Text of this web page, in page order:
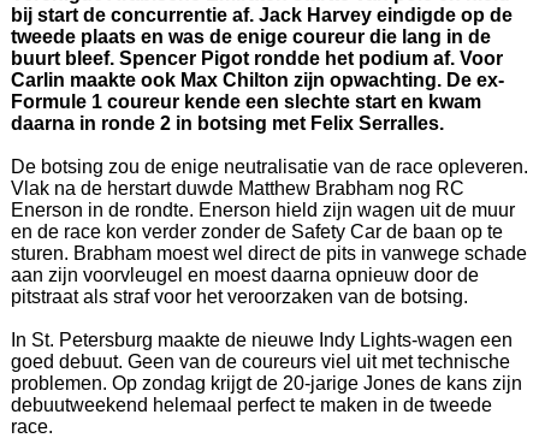
bij start de concurrentie af. Jack Harvey eindigde op de
tweede plaats en was de enige coureur die lang in de
buurt bleef. Spencer Pigot rondde het podium af. Voor
Carlin maakte ook Max Chilton zijn opwachting. De ex-
Formule 1 coureur kende een slechte start en kwam
daarna in ronde 2 in botsing met Felix Serralles.
De botsing zou de enige neutralisatie van de race opleveren.
Vlak na de herstart duwde Matthew Brabham nog RC
Enerson in de rondte. Enerson hield zijn wagen uit de muur
en de race kon verder zonder de Safety Car de baan op te
sturen. Brabham moest wel direct de pits in vanwege schade
aan zijn voorvleugel en moest daarna opnieuw door de
pitstraat als straf voor het veroorzaken van de botsing.
In St. Petersburg maakte de nieuwe Indy Lights-wagen een
goed debuut. Geen van de coureurs viel uit met technische
problemen. Op zondag krijgt de 20-jarige Jones de kans zijn
debuutweekend helemaal perfect te maken in de tweede
race.